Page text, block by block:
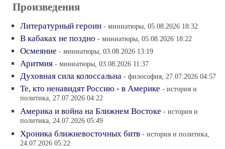
Произведения
Литературный героин - миниатюры, 05.08.2026 18:32
В кабаках не поздно - миниатюры, 05.08.2026 18:22
Осмеяние - миниатюры, 03.08.2026 13:19
Аритмия - миниатюры, 03.08.2026 11:37
Духовная сила колоссальна - философия, 27.07.2026 04:57
Те, кто ненавидят Россию - в Америке - история и
политика, 27.07.2026 04:22
Америка и война на Ближнем Востоке - история и
политика, 24.07.2026 05:49
Хроника ближневосточных битв - история и политика,
24.07.2026 05:22